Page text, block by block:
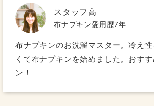
スタッフ高
布ナプキン愛用歴7年
布ナプキンのお洗濯マスター。冷え
くて布ナプキンを始めました。おす
ン！